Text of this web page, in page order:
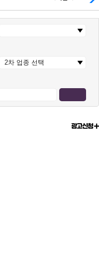
광고신청